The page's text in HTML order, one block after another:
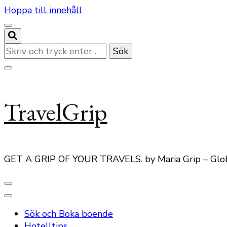
Hoppa till innehåll
Letar
du
efter
TravelGrip
GET A GRIP OF YOUR TRAVELS. by Maria Grip –
Sök och Boka boende